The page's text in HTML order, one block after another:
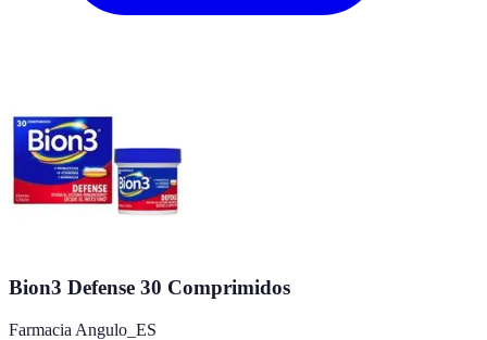
Bion3 Defense 30 Comprimidos
Farmacia Angulo_ES